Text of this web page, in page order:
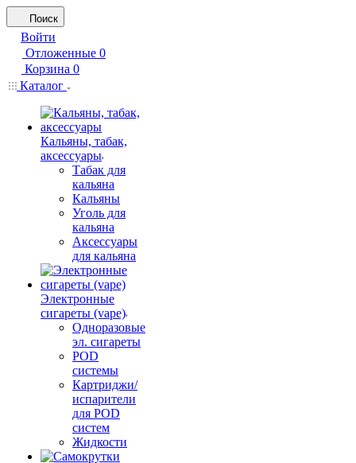
Поиск
Войти
Отложенные 0
Корзина 0
Каталог
Кальяны, табак,
аксессуары
Табак для
кальяна
Кальяны
Уголь для
кальяна
Аксессуары
для кальяна
Электронные
сигареты (vape)
Одноразовые
эл. сигареты
POD
системы
Картриджи/
испарители
для POD
систем
Жидкости